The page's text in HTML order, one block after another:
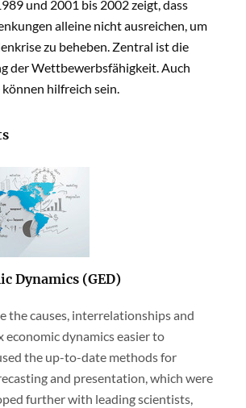
und 2001 bis 2002 zeigt, dass
alleine nicht ausreichen, um
zu beheben. Zentral ist die
der Wettbewerbsfähigkeit. Auch
hilfreich sein.
Dynamics (GED)
the causes, interrelationships and
economic dynamics easier to
the up-to-date methods for
and presentation, which were
further with leading scientists,